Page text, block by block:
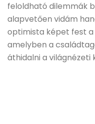
feloldható dilemmák
alapvetően vidám
optimista képet fest
amelyben a
áthidalni a világnézeti